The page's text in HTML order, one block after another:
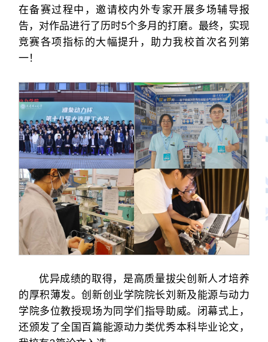
在备赛过程中，邀请校内外专家开展多场辅导报
告，对作品进行了历时5个多月的打磨。最终，实现
竞赛各项指标的大幅提升，助力我校首次名列第
一！
优异成绩的取得，是高质量拔尖创新人才培养
的厚积薄发。创新创业学院院长刘新及能源与动力
学院多位教授现场为同学们指导助威。闭幕式上，
还颁发了全国百篇能源动力类优秀本科毕业论文，